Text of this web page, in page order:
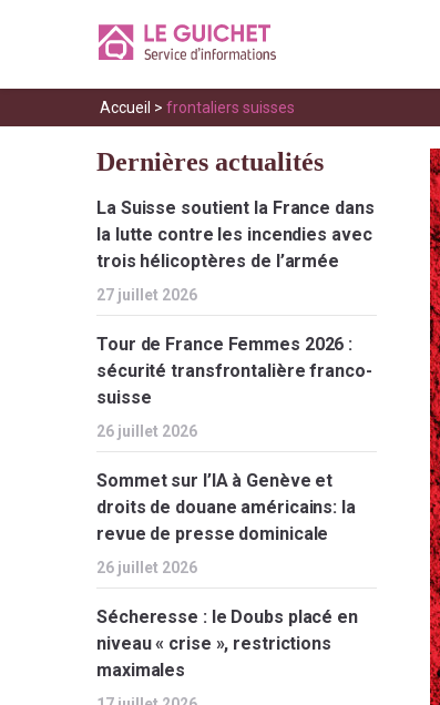
Accueil > frontaliers suisses
Dernières actualités
La Suisse soutient la France dans
la lutte contre les incendies avec
trois hélicoptères de l’armée
27 juillet 2026
Tour de France Femmes 2026 :
sécurité transfrontalière franco-
suisse
26 juillet 2026
Sommet sur l’IA à Genève et
droits de douane américains: la
revue de presse dominicale
26 juillet 2026
Sécheresse : le Doubs placé en
niveau « crise », restrictions
maximales